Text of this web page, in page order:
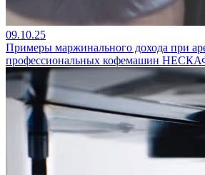
09.10.25
Примеры маржинального дохода при
профессиональных кофемашин